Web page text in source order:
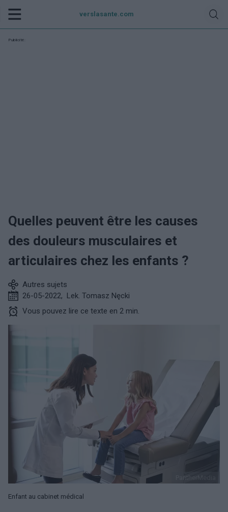
verslasante.com
Publicité:
Quelles peuvent être les causes
des douleurs musculaires et
articulaires chez les enfants ?
Autres sujets
26-05-2022, Lek. Tomasz Nęcki
Vous pouvez lire ce texte en 2 min.
PantherMedia
Enfant au cabinet médical